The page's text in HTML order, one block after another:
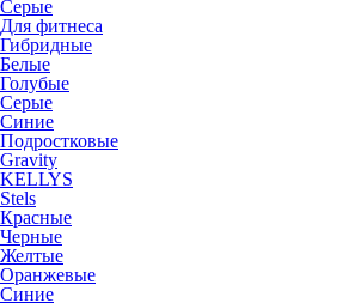
Серые
Для фитнеса
Гибридные
Белые
Голубые
Серые
Синие
Подростковые
Gravity
KELLYS
Stels
Красные
Черные
Желтые
Оранжевые
Синие